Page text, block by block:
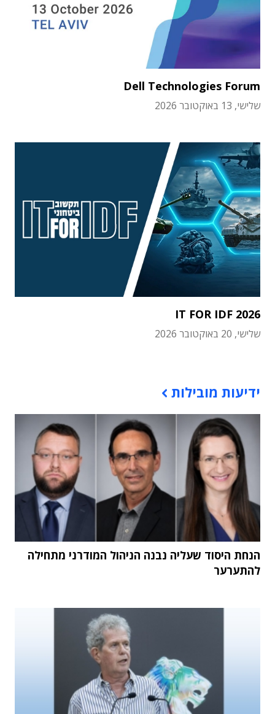
Dell Technologies Forum
שלישי, 13 באוקטובר 2026
IT FOR IDF 2026
שלישי, 20 באוקטובר 2026
ידיעות מובילות
הנחת היסוד שעליה נבנה הניהול המודרני מתחילה
להתערער